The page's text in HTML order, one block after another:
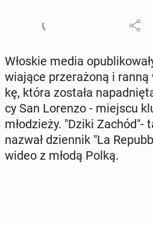
Włoskie media
wia­ją­ce prze­ra­żo­ną i
kę, która została
cy San Lorenzo - miejscu
mło­dzie­ży. "Dziki Zachód"-
nazwał dzien­nik "La
wideo z młodą Polką.